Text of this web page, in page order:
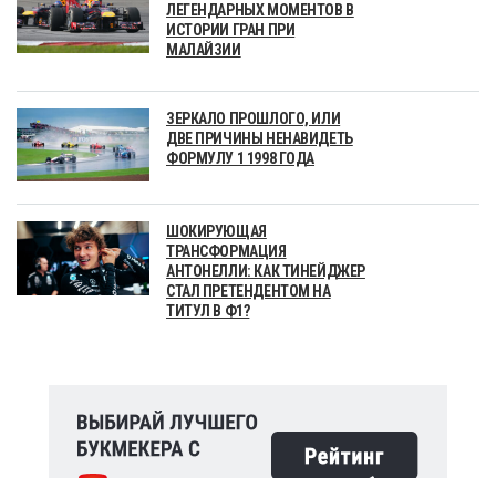
ЛЕГЕНДАРНЫХ МОМЕНТОВ В
ИСТОРИИ ГРАН ПРИ
МАЛАЙЗИИ
ЗЕРКАЛО ПРОШЛОГО, ИЛИ
ДВЕ ПРИЧИНЫ НЕНАВИДЕТЬ
ФОРМУЛУ 1 1998 ГОДА
ШОКИРУЮЩАЯ
ТРАНСФОРМАЦИЯ
АНТОНЕЛЛИ: КАК ТИНЕЙДЖЕР
СТАЛ ПРЕТЕНДЕНТОМ НА
ТИТУЛ В Ф1?